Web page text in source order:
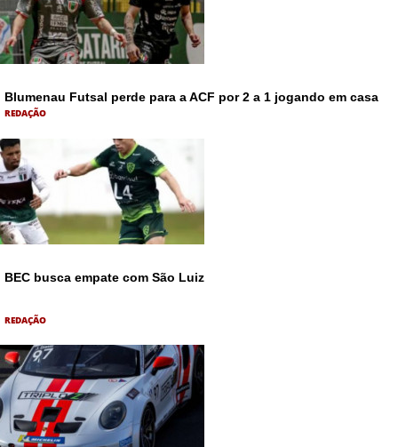
Blumenau Futsal perde para a ACF por 2 a 1 jogando em casa
REDAÇÃO
BEC busca empate com São Luiz
REDAÇÃO